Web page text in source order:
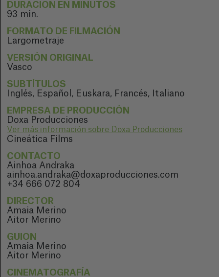
DURACIÓN EN MINUTOS
93 min.
FORMATO DE FILMACIÓN
Largometraje
VERSIÓN ORIGINAL
Vasco
SUBTÍTULOS
Inglés, Español, Euskara, Francés, Italiano
EMPRESA DE PRODUCCIÓN
Doxa Producciones
Ver más información sobre Doxa Producciones
Cineática Films
CONTACTO
Ainhoa Andraka
ainhoa.andraka@doxaproducciones.com
+34 666 072 804
DIRECTOR
Amaia Merino
Aitor Merino
GUION
Amaia Merino
Aitor Merino
CINEMATOGRAFÍA